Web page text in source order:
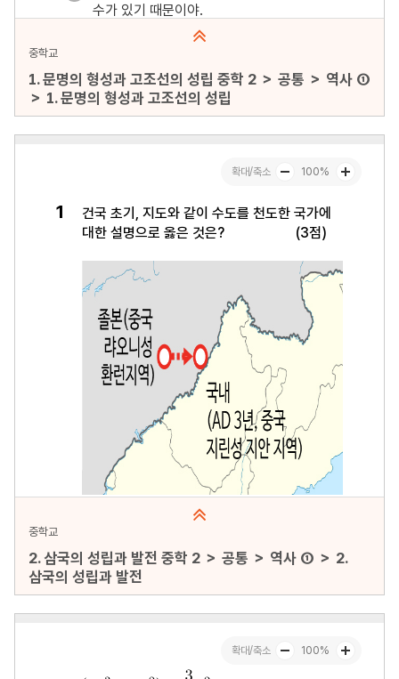
중학교
1. 문명의 형성과 고조선의 성립 중학 2 ＞ 공통 ＞ 역사 ①
＞ 1. 문명의 형성과 고조선의 성립
문항수 : 30문항
미리보기
중학교
2. 삼국의 성립과 발전 중학 2 ＞ 공통 ＞ 역사 ① ＞ 2.
삼국의 성립과 발전
문항수 : 30문항